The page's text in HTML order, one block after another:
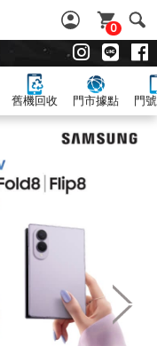
0
舊機回收 門市據點 門